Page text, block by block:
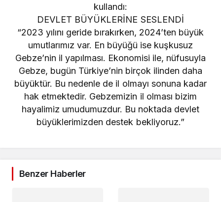
kullandı:
DEVLET BÜYÜKLERİNE SESLENDİ
“2023 yılını geride bırakırken, 2024’ten büyük
umutlarımız var. En büyüğü ise kuşkusuz
Gebze’nin il yapılması. Ekonomisi ile, nüfusuyla
Gebze, bugün Türkiye’nin birçok ilinden daha
büyüktür. Bu nedenle de il olmayı sonuna kadar
hak etmektedir. Gebzemizin il olması bizim
hayalimiz umudumuzdur. Bu noktada devlet
büyüklerimizden destek bekliyoruz.”
Benzer Haberler